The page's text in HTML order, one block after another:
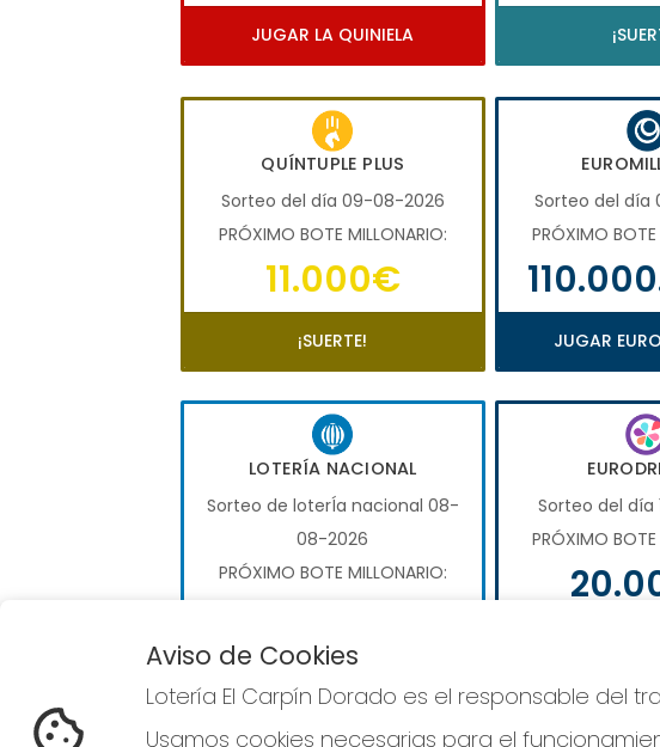
JUGAR LA QUINIELA
QUÍNTUPLE PLUS
Sorteo del día 09-08-2026
PRÓXIMO BOTE MILLONARIO:
11.000€
¡SUERTE!
Sorteo del día
PRÓXIMO BOTE
JUGAR
LOTERÍA NACIONAL
Sorteo de loterÍa nacional 08-
08-2026
PRÓXIMO BOTE MILLONARIO:
NACIONAL
Sorteo del día
PRÓXIMO BOTE
Aviso de Cookies
Lotería El Carpín Dorado es el responsable del
Usamos cookies necesarias para el